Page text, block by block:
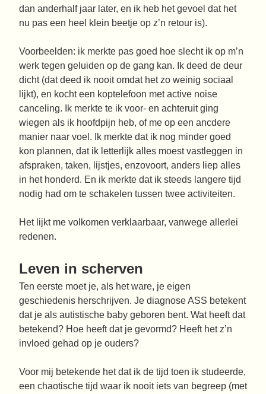
dan anderhalf jaar later, en ik heb het gevoel dat het
nu pas een heel klein beetje op z’n retour is).
Voorbeelden: ik merkte pas goed hoe slecht ik op m’n
werk tegen geluiden op de gang kan. Ik deed de deur
dicht (dat deed ik nooit omdat het zo weinig sociaal
lijkt), en kocht een koptelefoon met active noise
canceling. Ik merkte te ik voor- en achteruit ging
wiegen als ik hoofdpijn heb, of me op een ancdere
manier naar voel. Ik merkte dat ik nog minder goed
kon plannen, dat ik letterlijk alles moest vastleggen in
afspraken, taken, lijstjes, enzovoort, anders liep alles
in het honderd. En ik merkte dat ik steeds langere tijd
nodig had om te schakelen tussen twee activiteiten.
Het lijkt me volkomen verklaarbaar, vanwege allerlei
redenen.
Leven in scherven
Ten eerste moet je, als het ware, je eigen
geschiedenis herschrijven. Je diagnose ASS betekent
dat je als autistische baby geboren bent. Wat heeft dat
betekend? Hoe heeft dat je gevormd? Heeft het z’n
invloed gehad op je ouders?
Voor mij betekende het dat ik de tijd toen ik studeerde,
een chaotische tijd waar ik nooit iets van begreep (met